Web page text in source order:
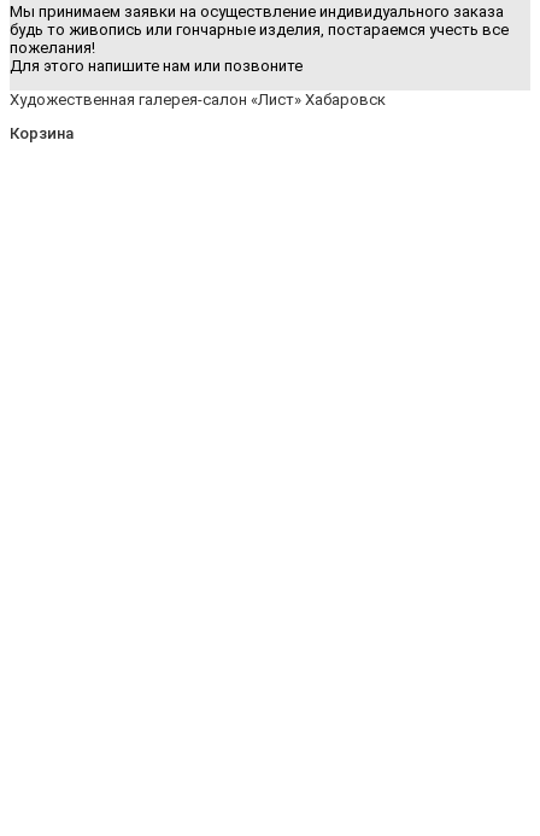
Мы принимаем заявки на осуществление индивидуального заказа
будь то живопись или гончарные изделия, постараемся учесть все
пожелания!
Для этого напишите нам или позвоните
Художественная галерея-салон «Лист» Хабаровск
Корзина